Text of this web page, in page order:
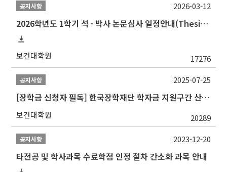
공지사항
2026학년도 1학기 석 · 박사 논문심사 일정안내(Thesis Defense Schedules)
보건대학원 17276
2026-03-12
공지사항
[장학금 신청자 필독] 한국장학재단 학자금 지원구간 산정 권고
보건대학원 20289
2025-07-25
공지사항
타전공 및 학사과목 수료학점 인정 절차 간소화 과목 안내
2023-12-20